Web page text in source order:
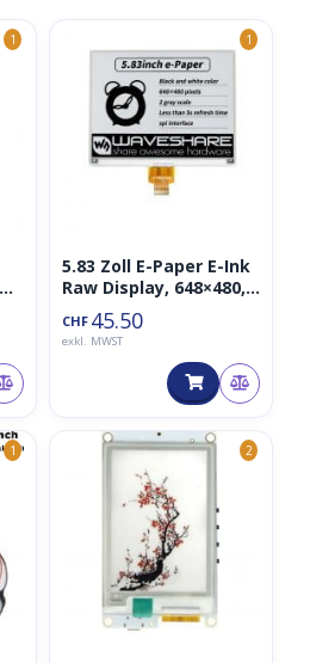
1 1
5.83 Zoll E-Paper E-Ink
Raw Display, 648×480,
Schwarz / Weiß, SPI,
ohne PCB
CHF 45.50
exkl. MWST
1 2